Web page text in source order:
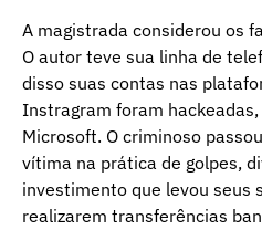
A magistrada considerou os
O autor teve sua linha de
disso suas contas nas
Instragram foram
Microsoft. O criminoso
vítima na prática de golpes,
investimento que levou seus
realizarem transferências